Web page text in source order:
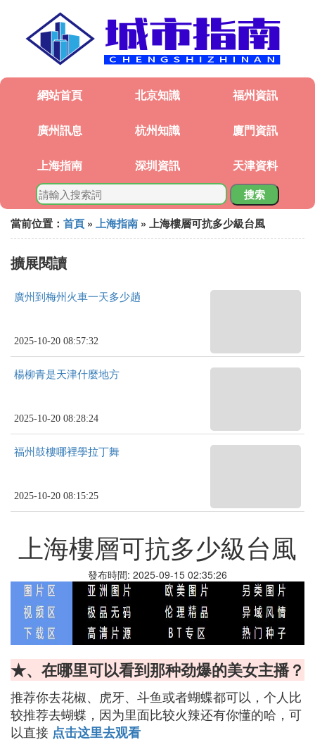
網站首頁 北京知識 福州資訊
廣州訊息 杭州知識 廈門資訊
上海指南 深圳資訊 天津資料
搜索
當前位置： 首頁 » 上海指南 » 上海樓層可抗多少級台風
擴展閱讀
廣州到梅州火車一天多少趟
2025-10-20 08:57:32
楊柳青是天津什麼地方
2025-10-20 08:28:24
福州鼓樓哪裡學拉丁舞
2025-10-20 08:15:25
上海樓層可抗多少級台風
發布時間: 2025-09-15 02:35:26
★、在哪里可以看到那种劲爆的美女主播？
推荐你去花椒、虎牙、斗鱼或者蝴蝶都可以，个人比
较推荐去蝴蝶，因为里面比较火辣还有你懂的哈，可
以直接 点击这里去观看